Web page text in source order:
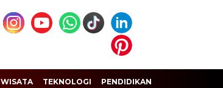
WISATA TEKNOLOGI PENDIDIKAN